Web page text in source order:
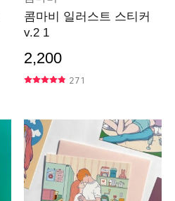
콤마비 일러스트 스티커
v.2 1
2,200
271